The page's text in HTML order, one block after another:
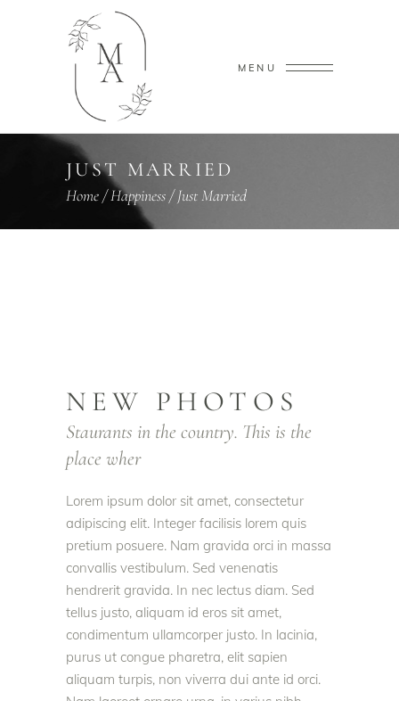
MENU
JUST MARRIED
Home/Happiness/Just Married
NEW PHOTOS
Staurants in the country. This is the
place wher
Lorem ipsum dolor sit amet, consectetur
adipiscing elit. Integer facilisis lorem quis
pretium posuere. Nam gravida orci in massa
convallis vestibulum. Sed venenatis
hendrerit gravida. In nec lectus diam. Sed
tellus justo, aliquam id eros sit amet,
condimentum ullamcorper justo. In lacinia,
purus ut congue pharetra, elit sapien
aliquam turpis, non viverra dui ante id orci.